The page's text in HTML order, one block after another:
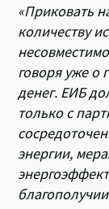
«Приковать
количеству
говоря уже о
денег. ЕИБ
только с
энергии,